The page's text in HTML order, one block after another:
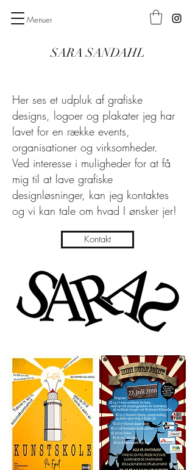
Menuer
SARA SANDAHL
Her ses et udpluk af grafiske
designs, logoer og plakater jeg har
lavet for en række events,
organisationer og virksomheder.
Ved interesse i muligheder for at få
mig til at lave grafiske
designløsninger, kan jeg kontaktes
og vi kan tale om hvad I ønsker jer!
Kontakt